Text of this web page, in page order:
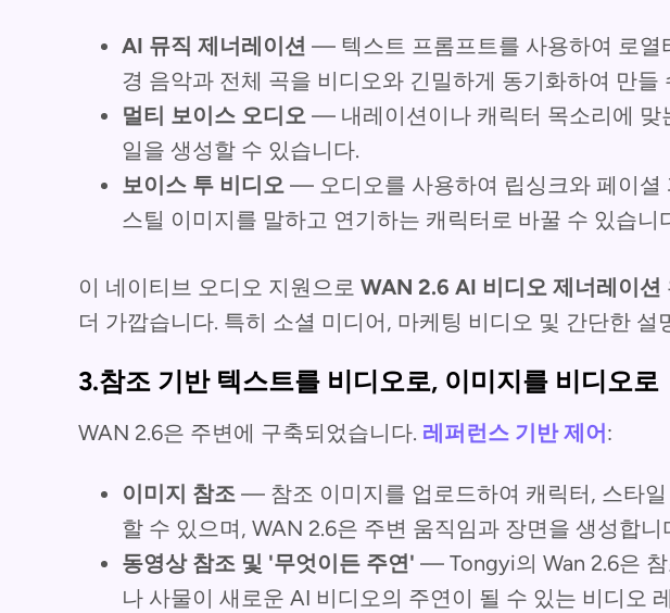
AI 뮤직 제너레이션 — 텍스트 프롬프트를 사용하여 로열
경 음악과 전체 곡을 비디오와 긴밀하게 동기화하여 만들
멀티 보이스 오디오 — 내레이션이나 캐릭터 목소리에 맞
일을 생성할 수 있습니다.
보이스 투 비디오 — 오디오를 사용하여 립싱크와 페이셜
스틸 이미지를 말하고 연기하는 캐릭터로 바꿀 수 있습니
이 네이티브 오디오 지원으로 WAN 2.6 AI 비디오 제너레이션
더 가깝습니다. 특히 소셜 미디어, 마케팅 비디오 및 간단한 설
3.참조 기반 텍스트를 비디오로, 이미지를 비디오로
WAN 2.6은 주변에 구축되었습니다. 레퍼런스 기반 제어:
이미지 참조 — 참조 이미지를 업로드하여 캐릭터, 스타일
할 수 있으며, WAN 2.6은 주변 움직임과 장면을 생성합니
동영상 참조 및 '무엇이든 주연' — Tongyi의 Wan 2.6은
나 사물이 새로운 AI 비디오의 주연이 될 수 있는 비디오